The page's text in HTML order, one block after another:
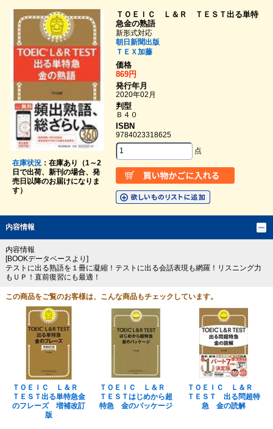
在庫状況：在庫あり（1～2
日で出荷、新刊の場合、発
売日以降のお届けになりま
す）
ＴＯＥＩＣ Ｌ＆Ｒ ＴＥＳＴ出る単特
急金の熟語
新形式対応
朝日新聞出版
ＴＥＸ加藤
価格
869円
発行年月
2020年02月
判型
Ｂ４０
ISBN
9784023318625
点
内容情報
内容情報
[BOOKデータベースより]
テストに出る熟語を１冊に凝縮！テストに出る会話表現も網羅！リスニング力
もＵＰ！直前復習にも最適！
この商品をご覧のお客様は、こんな商品もチェックしています。
ＴＯＥＩＣ Ｌ＆Ｒ
ＴＥＳＴ出る単特急金
のフレーズ 増補改訂
版
ＴＯＥＩＣ Ｌ＆Ｒ
ＴＥＳＴはじめから超
特急 金のパッケージ
ＴＯＥＩＣ Ｌ＆Ｒ
ＴＥＳＴ 出る問超特
急 金の読解